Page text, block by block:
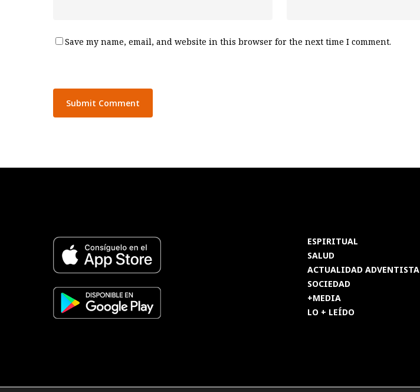
Save my name, email, and website in this browser for the next time I comment.
ESPIRITUAL
SALUD
ACTUALIDAD ADVENTISTA
SOCIEDAD
+MEDIA
LO + LEÍDO